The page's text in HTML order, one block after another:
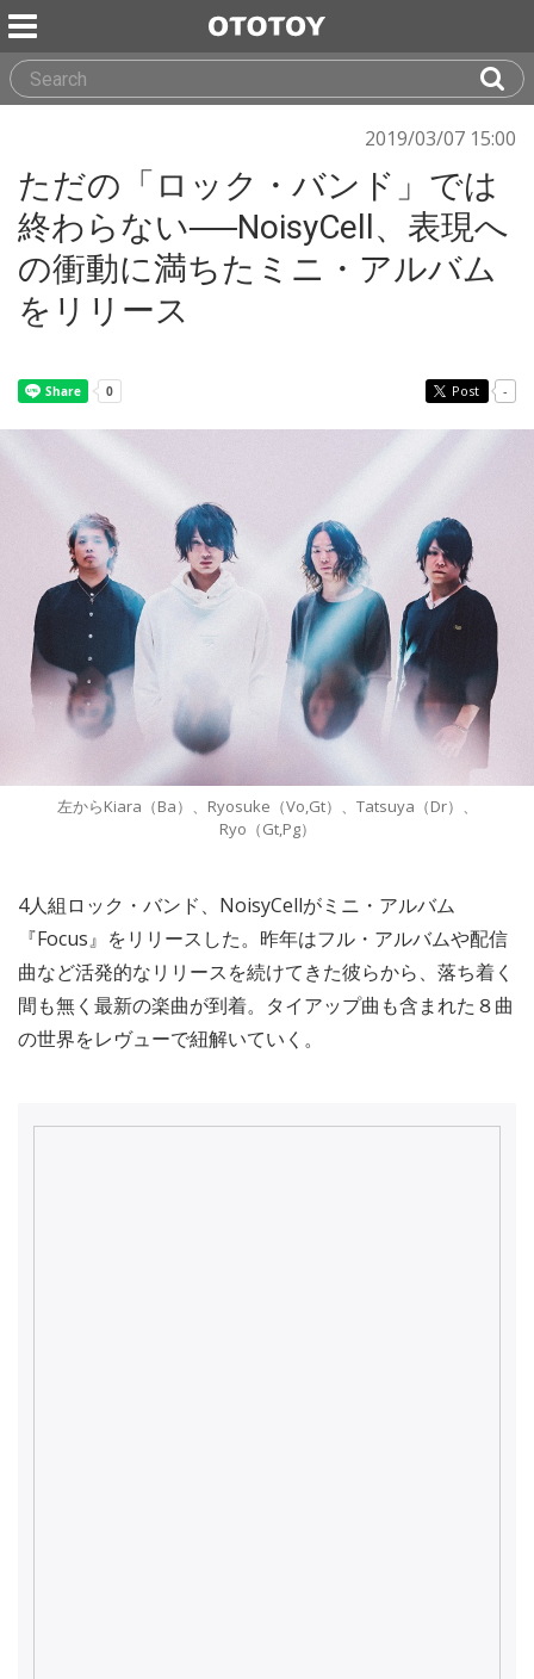
2019/03/07 15:00
ただの「ロック・バンド」では
終わらない──NoisyCell、表現へ
の衝動に満ちたミニ・アルバム
をリリース
Post -
左からKiara（Ba）、Ryosuke（Vo,Gt）、Tatsuya（Dr）、
Ryo（Gt,Pg）
4人組ロック・バンド、NoisyCellがミニ・アルバム
『Focus』をリリースした。昨年はフル・アルバムや配信
曲など活発的なリリースを続けてきた彼らから、落ち着く
間も無く最新の楽曲が到着。タイアップ曲も含まれた８曲
の世界をレヴューで紐解いていく。